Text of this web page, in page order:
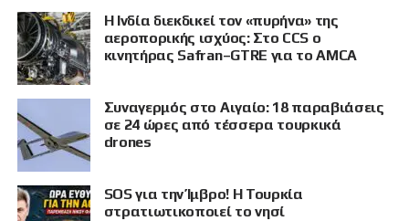
Η Ινδία διεκδικεί τον «πυρήνα» της
αεροπορικής ισχύος: Στο CCS ο
κινητήρας Safran–GTRE για το AMCA
Συναγερμός στο Αιγαίο: 18 παραβιάσεις
σε 24 ώρες από τέσσερα τουρκικά
drones
SOS για την Ίμβρο! Η Τουρκία
στρατιωτικοποιεί το νησί